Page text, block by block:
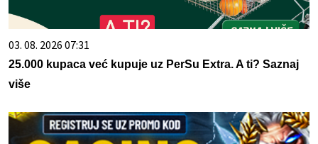
03. 08. 2026 07:31
25.000 kupaca već kupuje uz PerSu Extra. A ti? Saznaj
više